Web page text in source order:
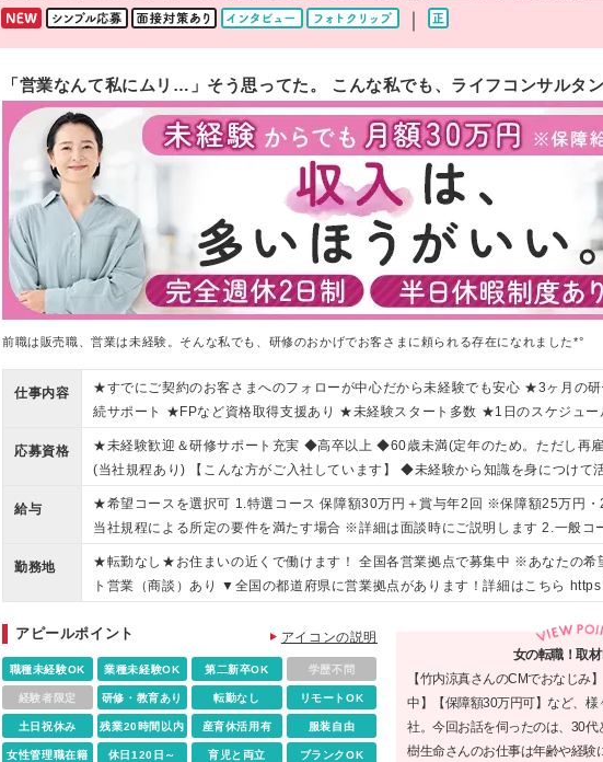
「営業なんて私にムリ…」そう思ってた。 こんな私でも、ライフコンサルタ
前職は販売職、営業は未経験。そんな私でも、研修のおかげでお客さまに頼られる存在になれました*°
仕事内容
★すでにご契約のお客さまへのフォローが中心だから未経験でも安心 ★3ヶ月の
続サポート ★FPなど資格取得支援あり ★未経験スタート多数 ★1日のスケジュー
応募資格
★未経験歓迎＆研修サポート充実 ◆高卒以上 ◆60歳未満(定年のため。ただし再
(当社規程あり) 【こんな方がご入社しています】 ◆未経験から知識を身につけて
できる職場で働きたい方 ◆将来、結婚・出産をしても続けられる仕事がしたい方
されたい方
給与
★希望コースを選択可 1.特選コース 保障額30万円＋賞与年2回 ※保障額25万円
当社規程による所定の要件を満たす場合 ※詳細は面談時にご説明します 2.一般コ
(地域に応ずる)＋賞与年2回 ※給与は固定給＋比例給 ※当社規程による所定要件
談時にご説明します ＜2026年度4月より給与アップしました！＞ ・特選コースは
な活動が求められる一方、入社後18ヵ月間は保障給制度があり所定要件を満たす
た金額が保障されます ・一般コースは入社当初は基本活動の実践を重視する観点
く徐々に比例給(業績連動給)にシフトする給与体系です。
勤務地
★転勤なし★お住まいの近くで働けます！ 全国各営業拠点で募集中 ※あなたの希
ト営業（商談）あり ▼全国の都道府県に営業拠点があります！詳細はこちら
道府県に営業拠点があります！詳細はこちら】を クリックしてもご覧いただけ
************** 2026年度採用支援Ｇ一括-第2号 大樹生命保険株式会社 〒 105-
2 汐留シティセンタービル 26階 担当者 ／ 採用担当 tel ／ 03-6730-5066
**** ※(変更の範囲)上記を除く当社関連勤務地
アピールポイント アイコンの説明
職種未経験OK 業種未経験OK 第二新卒OK 学歴不問
経験者限定 研修・教育あり 転勤なし リモートOK
土日祝休み 残業20時間以内 産育休活用有 服装自由
女性管理職在籍 休日120日～ 育児と両立 ブランクOK
女の転職！取
【竹内涼真さんのCMでおなじみ
中】【保障額30万円可】など、様
社。今回お話を伺ったのは、30
樹生命さんのお仕事は年齢や経験